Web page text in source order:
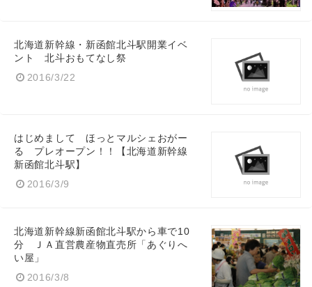
北海道新幹線・新函館北斗駅開業イベ
ント 北斗おもてなし祭
2016/3/22
はじめまして ほっとマルシェおがー
る プレオープン！！【北海道新幹線
新函館北斗駅】
2016/3/9
北海道新幹線新函館北斗駅から車で10
分 ＪＡ直営農産物直売所「あぐりへ
い屋」
2016/3/8